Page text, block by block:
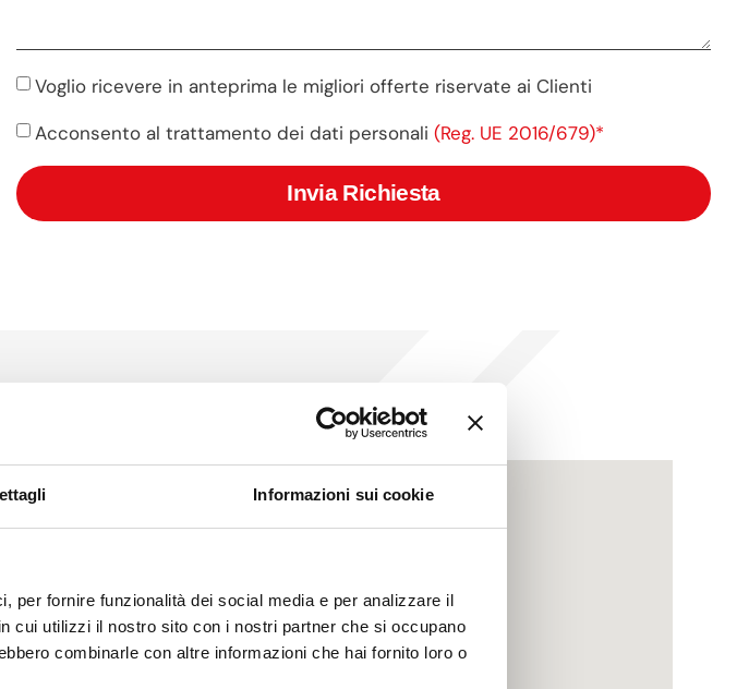
Informazioni sui cookie
per fornire funzionalità dei social media e per analizzare il
cui utilizzi il nostro sito con i nostri partner che si occupano
combinarle con altre informazioni che hai fornito loro o
Voglio ricevere in anteprima le migliori offerte riservate ai Clienti
Acconsento al trattamento dei dati personali (Reg. UE 2016/679)*
Invia Richiesta